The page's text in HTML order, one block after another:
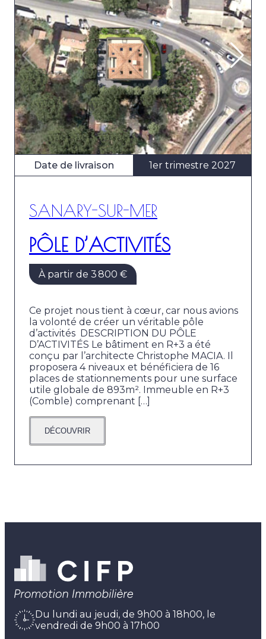
Date de livraison 1er trimestre 2027
SANARY-SUR-MER
PÔLE D’ACTIVITÉS
À partir de 3 800 €
Ce projet nous tient à cœur, car nous avions
la volonté de créer un véritable pôle
d’activités DESCRIPTION DU PÔLE
D’ACTIVITÉS Le bâtiment en R+3 a été
conçu par l’architecte Christophe MACIA. Il
proposera 4 niveaux et bénéficiera de 16
places de stationnements pour une surface
utile globale de 893m². Immeuble en R+3
(Comble) comprenant […]
DÉCOUVRIR
Du lundi au jeudi, de 9h00 à 18h00, le
vendredi de 9h00 à 17h00